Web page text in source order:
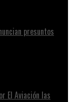
presuntos
El Aviación las